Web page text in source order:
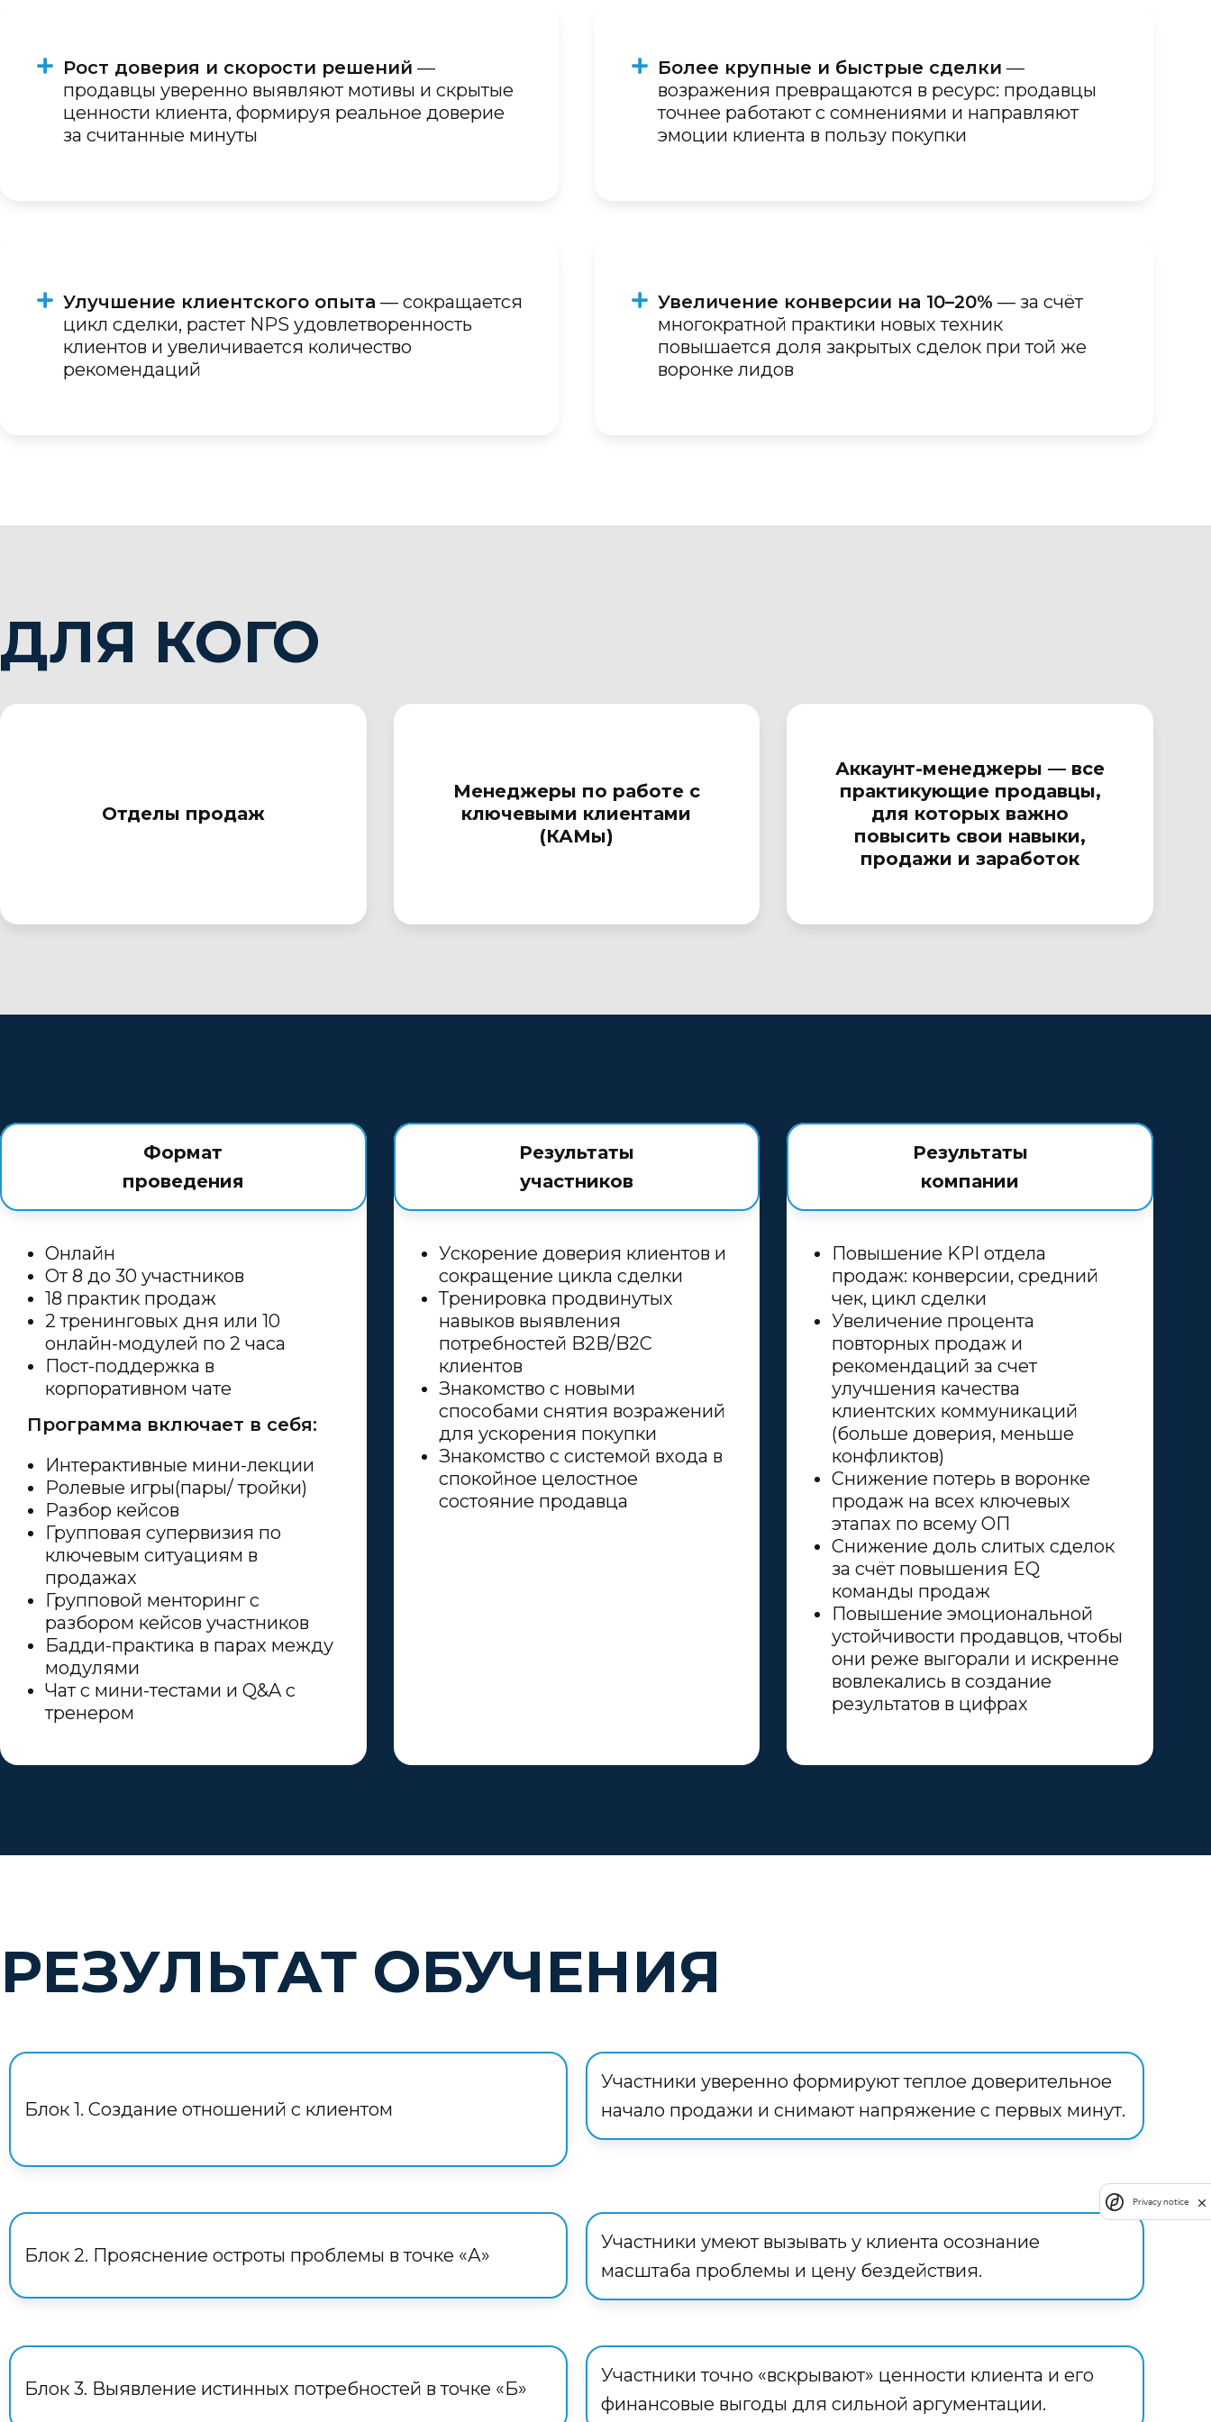
Рост доверия и скорости решений —
продавцы уверенно выявляют мотивы и скрытые
ценности клиента, формируя реальное доверие
за считанные минуты
Более крупные и быстрые сделки —
возражения превращаются в ресурс: продавцы
точнее работают с сомнениями и направляют
эмоции клиента в пользу покупки
Улучшение клиентского опыта — сокращается
цикл сделки, растет NPS удовлетворенность
клиентов и увеличивается количество
рекомендаций
Увеличение конверсии на 10–20% — за счёт
многократной практики новых техник
повышается доля закрытых сделок при той же
воронке лидов
ДЛЯ КОГО
Отделы продаж
Менеджеры по работе с
ключевыми клиентами
(КАМы)
Аккаунт-менеджеры — все
практикующие продавцы,
для которых важно
повысить свои навыки,
продажи и заработок
Формат
проведения
Онлайн
От 8 до 30 участников
18 практик продаж
2 тренинговых дня или 10
онлайн-модулей по 2 часа
Пост-поддержка в
корпоративном чате
Программа включает в себя:
Интерактивные мини-лекции
Ролевые игры(пары/ тройки)
Разбор кейсов
Групповая супервизия по
ключевым ситуациям в
продажах
Групповой менторинг с
разбором кейсов участников
Бадди-практика в парах между
модулями
Чат с мини-тестами и Q&A с
тренером
Результаты
участников
Ускорение доверия клиентов и
сокращение цикла сделки
Тренировка продвинутых
навыков выявления
потребностей B2B/B2C
клиентов
Знакомство с новыми
способами снятия возражений
для ускорения покупки
Знакомство с системой входа в
спокойное целостное
состояние продавца
Результаты
компании
Повышение KPI отдела
продаж: конверсии, средний
чек, цикл сделки
Увеличение процента
повторных продаж и
рекомендаций за счет
улучшения качества
клиентских коммуникаций
(больше доверия, меньше
конфликтов)
Снижение потерь в воронке
продаж на всех ключевых
этапах по всему ОП
Снижение доль слитых сделок
за счёт повышения EQ
команды продаж
Повышение эмоциональной
устойчивости продавцов, чтобы
они реже выгорали и искренне
вовлекались в создание
результатов в цифрах
РЕЗУЛЬТАТ ОБУЧЕНИЯ
Блок 1. Создание отношений с клиентом
Участники уверенно формируют теплое доверительное
начало продажи и снимают напряжение с первых минут.
Блок 2. Прояснение остроты проблемы в точке «А»
Участники умеют вызывать у клиента осознание
масштаба проблемы и цену бездействия.
Блок 3. Выявление истинных потребностей в точке «Б»
Участники точно «вскрывают» ценности клиента и его
финансовые выгоды для сильной аргументации.
Privacy notice